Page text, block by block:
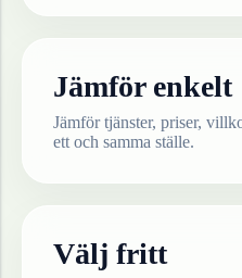
Jämför enkelt
Jämför tjänster, priser,
ett och samma ställe.
Välj fritt